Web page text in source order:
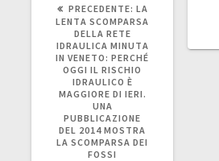
PRECEDENTE: ARTICOLO
PRECEDENTE:
LA
LENTA SCOMPARSA
DELLA RETE
IDRAULICA MINUTA
IN VENETO: PERCHÉ
OGGI IL RISCHIO
IDRAULICO È
MAGGIORE DI IERI.
UNA
PUBBLICAZIONE
DEL 2014 MOSTRA
LA SCOMPARSA DEI
FOSSI